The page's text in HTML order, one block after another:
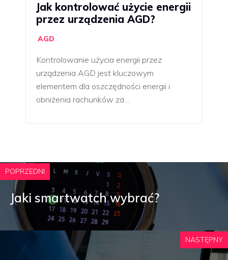
Jak kontrolować użycie energii
przez urządzenia AGD?
AGD
Kontrolowanie użycia energii przez
urządzenia AGD jest kluczowym
elementem dla oszczędności energii i
obniżenia rachunków za…
POPRZEDNI
Jaki smartwatch wybrać?
NASTĘPNY